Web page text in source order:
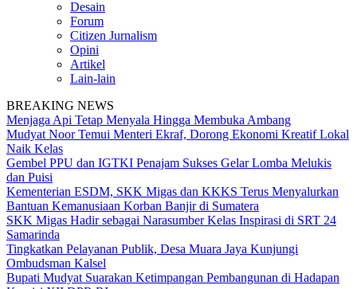
Desain
Forum
Citizen Jurnalism
Opini
Artikel
Lain-lain
BREAKING NEWS
Menjaga Api Tetap Menyala Hingga Membuka Ambang
Mudyat Noor Temui Menteri Ekraf, Dorong Ekonomi Kreatif Lokal
Naik Kelas
Gembel PPU dan IGTKI Penajam Sukses Gelar Lomba Melukis
dan Puisi
Kementerian ESDM, SKK Migas dan KKKS Terus Menyalurkan
Bantuan Kemanusiaan Korban Banjir di Sumatera
SKK Migas Hadir sebagai Narasumber Kelas Inspirasi di SRT 24
Samarinda
Tingkatkan Pelayanan Publik, Desa Muara Jaya Kunjungi
Ombudsman Kalsel
Bupati Mudyat Suarakan Ketimpangan Pembangunan di Hadapan